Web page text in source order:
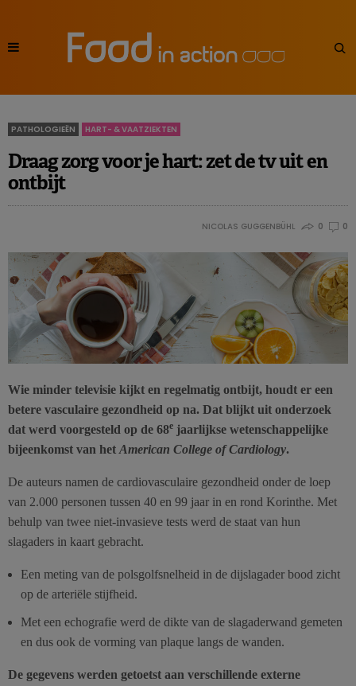
PATHOLOGIEËN HART- & VAATZIEKTEN
Draag zorg voor je hart: zet de tv uit en
ontbijt
NICOLAS GUGGENBÜHL 0 0
Wie minder televisie kijkt en regelmatig ontbijt, houdt er een
betere vasculaire gezondheid op na. Dat blijkt uit onderzoek
dat werd voorgesteld op de 68e jaarlijkse wetenschappelijke
bijeenkomst van het American College of Cardiology.
De auteurs namen de cardiovasculaire gezondheid onder de loep
van 2.000 personen tussen 40 en 99 jaar in en rond Korinthe. Met
behulp van twee niet-invasieve tests werd de staat van hun
slagaders in kaart gebracht.
Een meting van de polsgolfsnelheid in de dijslagader bood zicht
op de arteriële stijfheid.
Met een echografie werd de dikte van de slagaderwand gemeten
en dus ook de vorming van plaque langs de wanden.
De gegevens werden getoetst aan verschillende externe